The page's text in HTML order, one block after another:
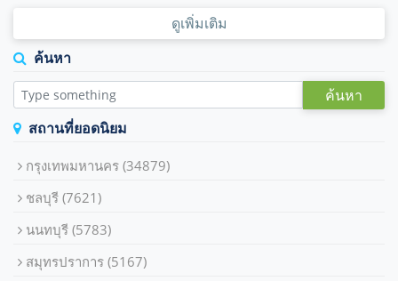
ดูเพิ่มเติม
ค้นหา
ค้นหา
สถานที่ยอดนิยม
กรุงเทพมหานคร
(34879)
ชลบุรี
(7621)
นนทบุรี
(5783)
สมุทรปราการ
(5167)